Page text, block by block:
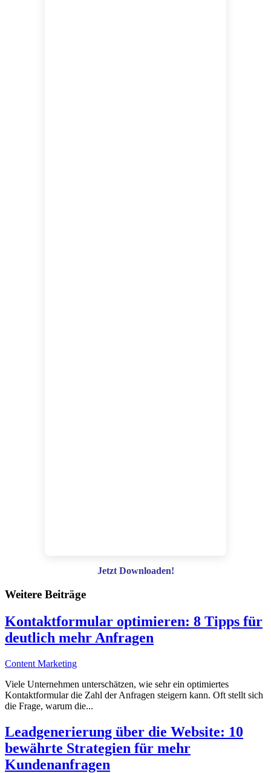
Jetzt Downloaden!
Weitere Beiträge
Kontaktformular optimieren: 8 Tipps für
deutlich mehr Anfragen
Content Marketing
Viele Unternehmen unterschätzen, wie sehr ein optimiertes
Kontaktformular die Zahl der Anfragen steigern kann. Oft stellt sich
die Frage, warum die...
Leadgenerierung über die Website: 10
bewährte Strategien für mehr
Kundenanfragen